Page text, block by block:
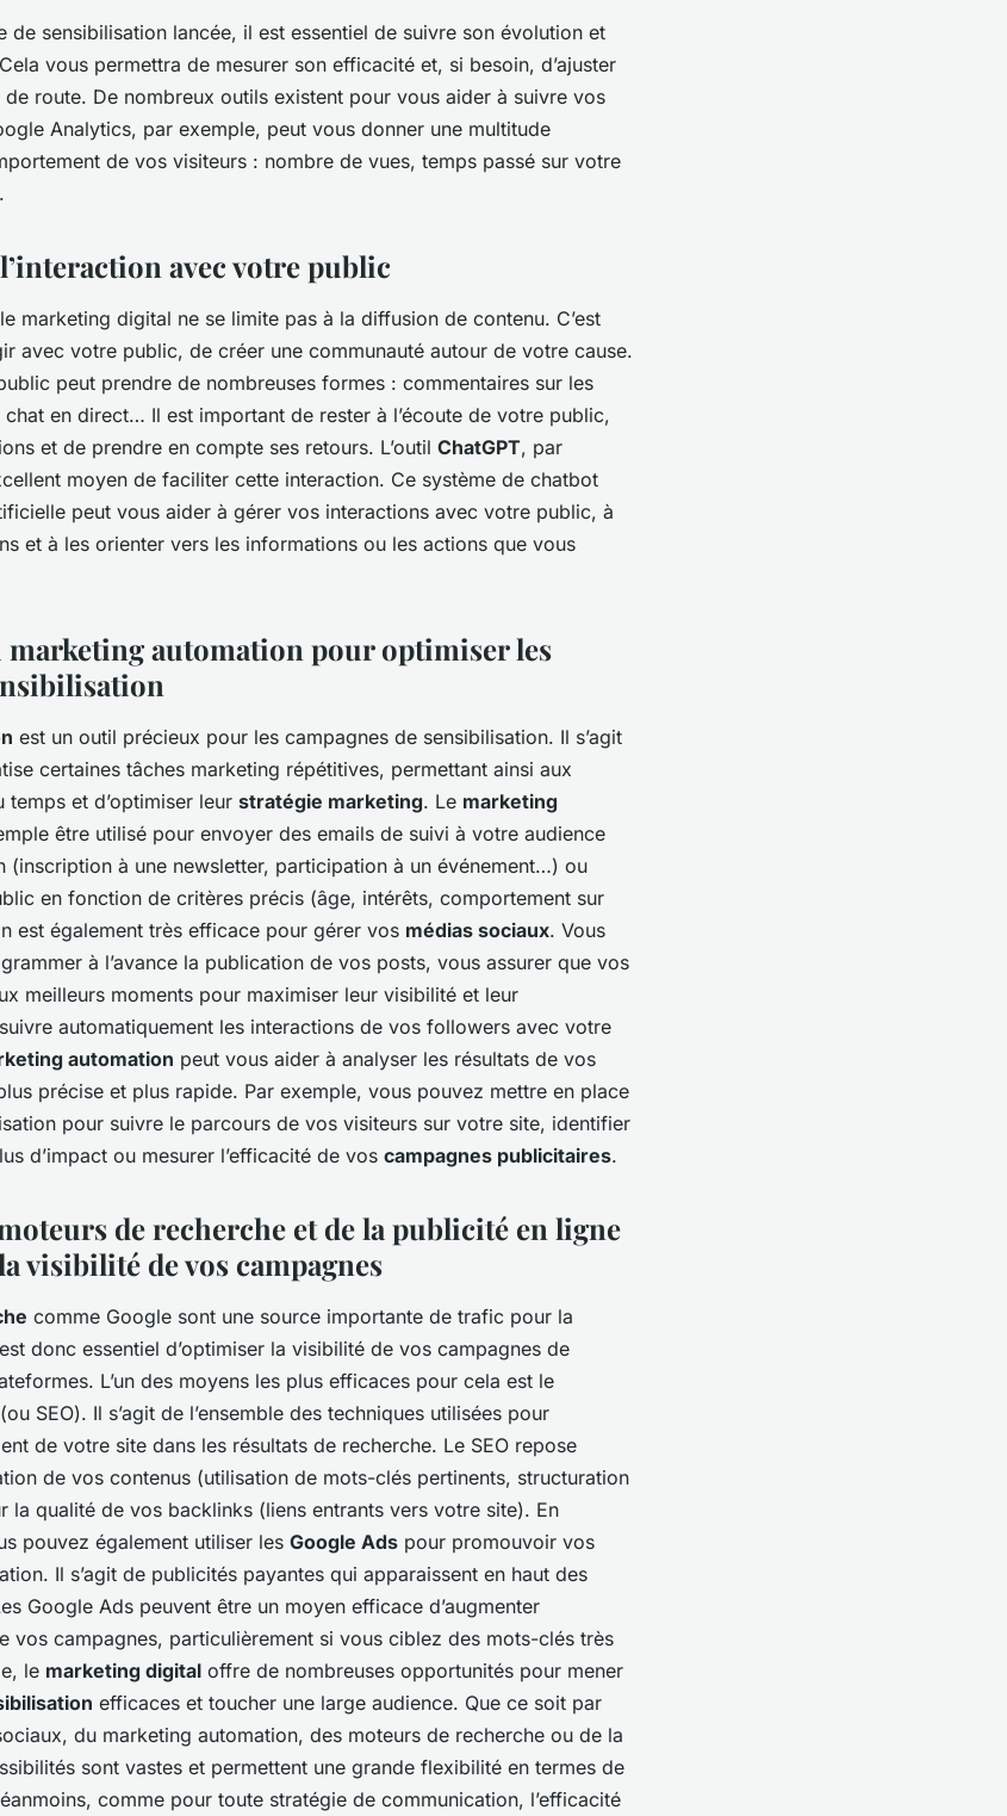
de sensibilisation lancée, il est essentiel de suivre son évolution et
vous permettra de mesurer son efficacité et, si besoin, d’ajuster
de route. De nombreux outils existent pour vous aider à suivre vos
Analytics, par exemple, peut vous donner une multitude
de vos visiteurs : nombre de vues, temps passé sur votre
avec votre public
marketing digital ne se limite pas à la diffusion de contenu. C’est
avec votre public, de créer une communauté autour de votre cause.
peut prendre de nombreuses formes : commentaires sur les
en direct… Il est important de rester à l’écoute de votre public,
et de prendre en compte ses retours. L’outil ChatGPT, par
moyen de faciliter cette interaction. Ce système de chatbot
peut vous aider à gérer vos interactions avec votre public, à
et à les orienter vers les informations ou les actions que vous
marketing automation pour optimiser les
est un outil précieux pour les campagnes de sensibilisation. Il s’agit
certaines tâches marketing répétitives, permettant ainsi aux
et d’optimiser leur stratégie marketing. Le marketing
être utilisé pour envoyer des emails de suivi à votre audience
(inscription à une newsletter, participation à un événement…) ou
en fonction de critères précis (âge, intérêts, comportement sur
est également très efficace pour gérer vos médias sociaux. Vous
à l’avance la publication de vos posts, vous assurer que vos
meilleurs moments pour maximiser leur visibilité et leur
automatiquement les interactions de vos followers avec votre
automation peut vous aider à analyser les résultats de vos
précise et plus rapide. Par exemple, vous pouvez mettre en place
pour suivre le parcours de vos visiteurs sur votre site, identifier
d’impact ou mesurer l’efficacité de vos campagnes publicitaires.
de recherche et de la publicité en ligne
visibilité de vos campagnes
comme Google sont une source importante de trafic pour la
donc essentiel d’optimiser la visibilité de vos campagnes de
L’un des moyens les plus efficaces pour cela est le
(ou SEO). Il s’agit de l’ensemble des techniques utilisées pour
de votre site dans les résultats de recherche. Le SEO repose
de vos contenus (utilisation de mots-clés pertinents, structuration
la qualité de vos backlinks (liens entrants vers votre site). En
pouvez également utiliser les Google Ads pour promouvoir vos
Il s’agit de publicités payantes qui apparaissent en haut des
Google Ads peuvent être un moyen efficace d’augmenter
vos campagnes, particulièrement si vous ciblez des mots-clés très
le marketing digital offre de nombreuses opportunités pour mener
efficaces et toucher une large audience. Que ce soit par
du marketing automation, des moteurs de recherche ou de la
sont vastes et permettent une grande flexibilité en termes de
comme pour toute stratégie de communication, l’efficacité